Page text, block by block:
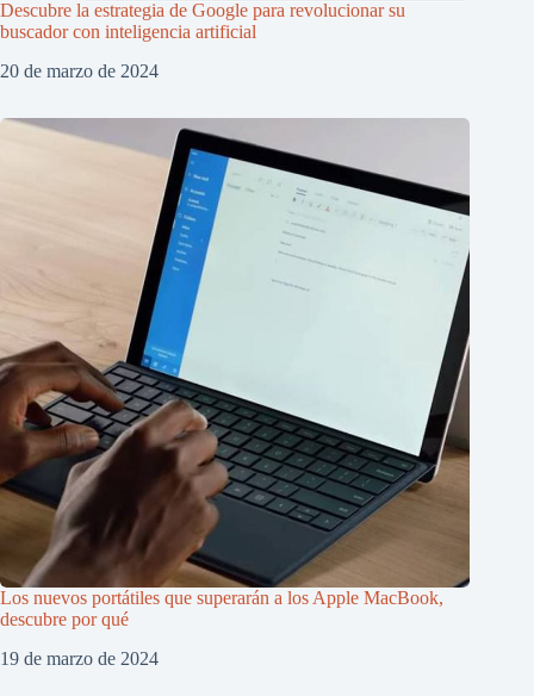
Descubre la estrategia de Google para revolucionar su
buscador con inteligencia artificial
20 de marzo de 2024
Los nuevos portátiles que superarán a los Apple MacBook,
descubre por qué
19 de marzo de 2024